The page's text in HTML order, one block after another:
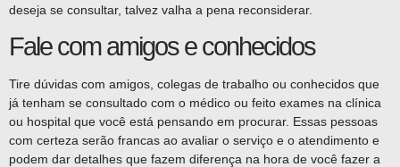
deseja se consultar, talvez valha a pena reconsiderar.
Fale com amigos e conhecidos
Tire dúvidas com amigos, colegas de trabalho ou conhecidos que
já tenham se consultado com o médico ou feito exames na clínica
ou hospital que você está pensando em procurar. Essas pessoas
com certeza serão francas ao avaliar o serviço e o atendimento e
podem dar detalhes que fazem diferença na hora de você fazer a